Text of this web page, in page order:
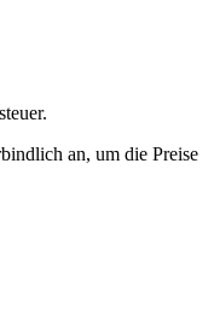
an, um die Preise